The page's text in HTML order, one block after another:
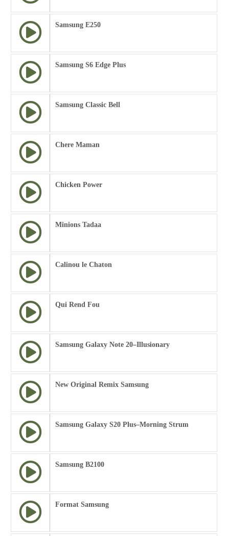
Samsung E250
Samsung S6 Edge Plus
Samsung Classic Bell
Chere Maman
Chicken Power
Minions Tadaa
Calinou le Chaton
Qui Rend Fou
Samsung Galaxy Note 20–Illusionary
New Original Remix Samsung
Samsung Galaxy S20 Plus–Morning Strum
Samsung B2100
Format Samsung